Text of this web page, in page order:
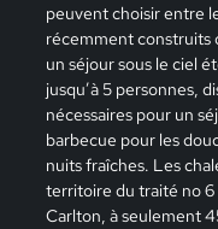
peuvent choisir entre
récemment construits
un séjour sous le ciel
jusqu’à 5 personnes,
nécessaires pour un
barbecue pour les
nuits fraîches. Les
territoire du traité no 6
Carlton, à seulement